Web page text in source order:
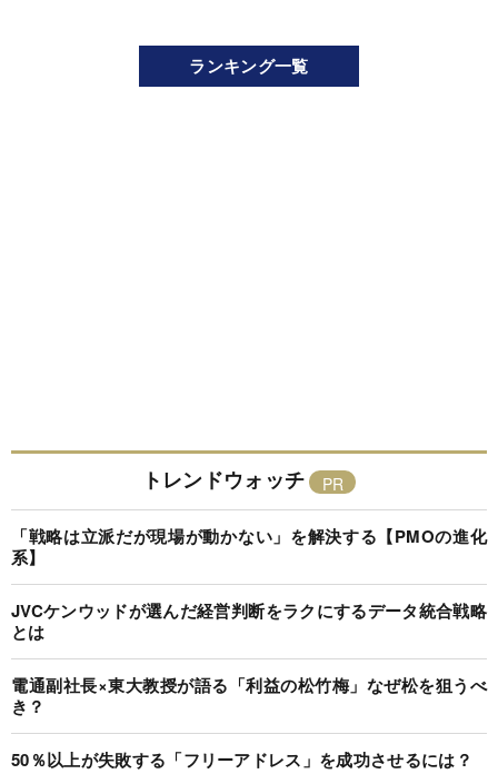
ランキング一覧
トレンドウォッチ
「戦略は立派だが現場が動かない」を解決する【PMOの進化
系】
JVCケンウッドが選んだ経営判断をラクにするデータ統合戦略
とは
電通副社長×東大教授が語る「利益の松竹梅」なぜ松を狙うべ
き？
50％以上が失敗する「フリーアドレス」を成功させるには？